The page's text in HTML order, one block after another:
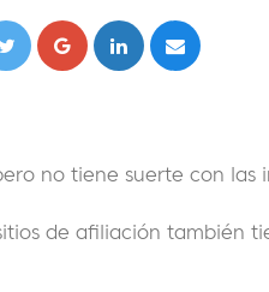
no tiene suerte con las
de afiliación también